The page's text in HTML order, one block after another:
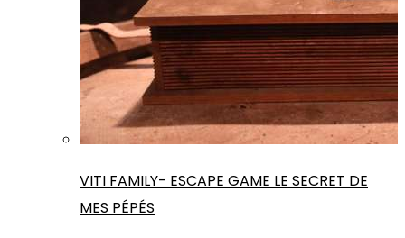
VITI FAMILY- ESCAPE GAME LE SECRET DE
MES PÉPÉS